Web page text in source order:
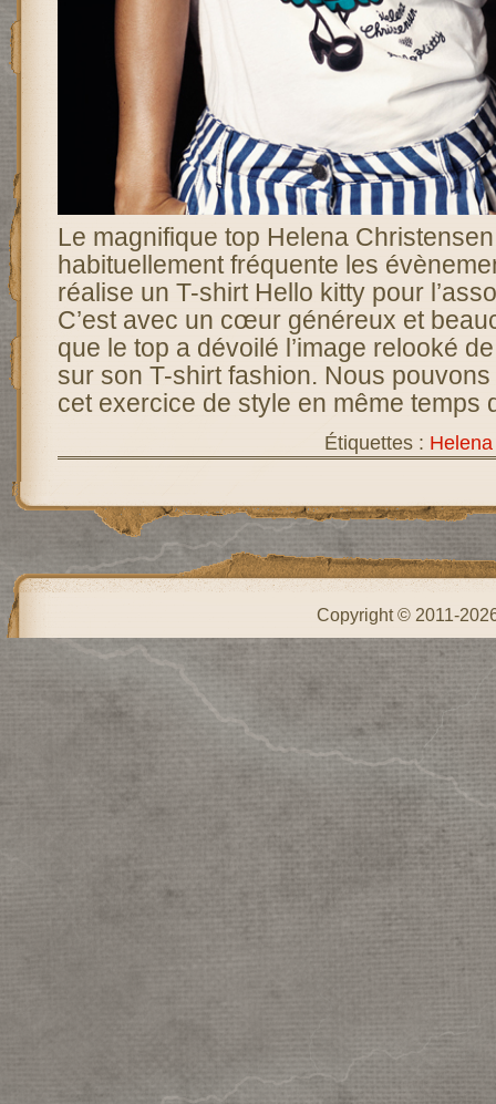
Le magnifique top Helena
habituellement fréquente les
réalise un T-shirt Hello kitty pour
C’est avec un cœur généreux et
que le top a dévoilé l’image relooké
sur son T-shirt fashion. Nous
cet exercice de style en même temps
Étiquettes :
Copyright © 2011-